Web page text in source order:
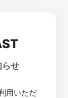
せ
用いただ